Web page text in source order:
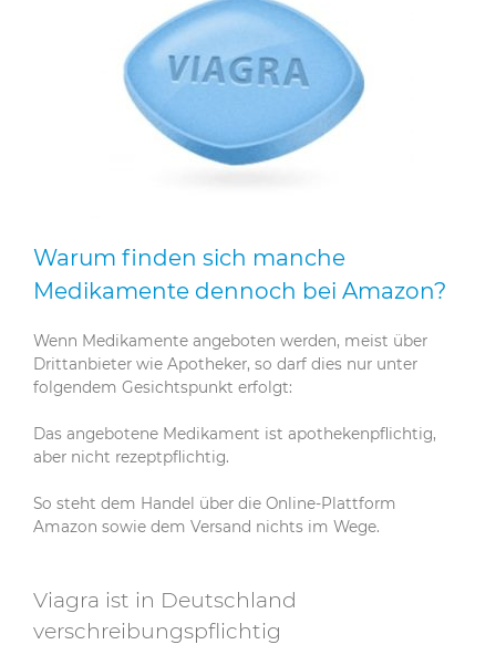
Warum finden sich manche
Medikamente dennoch bei Amazon?
Wenn Medikamente angeboten werden, meist über
Drittanbieter wie Apotheker, so darf dies nur unter
folgendem Gesichtspunkt erfolgt:
Das angebotene Medikament ist apothekenpflichtig,
aber nicht rezeptpflichtig.
So steht dem Handel über die Online-Plattform
Amazon sowie dem Versand nichts im Wege.
Viagra ist in Deutschland
verschreibungspflichtig